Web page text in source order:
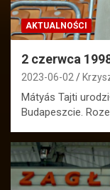
AKTUALNOŚCI
2 czerwca
2023-06-02
Mátyás Tajti
Budapeszcie.